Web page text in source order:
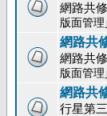
網路共
版面管理
網路共
網路共
版面管理
網路共
行星第